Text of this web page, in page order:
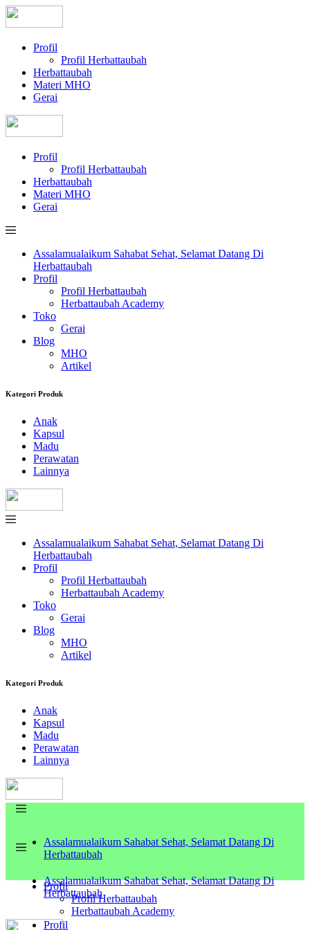
Profil
Profil Herbattaubah
Herbattaubah
Materi MHO
Gerai
Profil
Profil Herbattaubah
Herbattaubah
Materi MHO
Gerai
Assalamualaikum Sahabat Sehat, Selamat Datang Di
Herbattaubah
Profil
Profil Herbattaubah
Herbattaubah Academy
Toko
Gerai
Blog
MHO
Artikel
Kategori Produk
Anak
Kapsul
Madu
Perawatan
Lainnya
Assalamualaikum Sahabat Sehat, Selamat Datang Di
Herbattaubah
Profil
Profil Herbattaubah
Herbattaubah Academy
Toko
Gerai
Blog
MHO
Artikel
Kategori Produk
Anak
Kapsul
Madu
Perawatan
Lainnya
Assalamualaikum Sahabat Sehat, Selamat Datang Di
Herbattaubah
Profil
Profil Herbattaubah
Herbattaubah Academy
Assalamualaikum Sahabat Sehat, Selamat Datang Di
Herbattaubah
Profil